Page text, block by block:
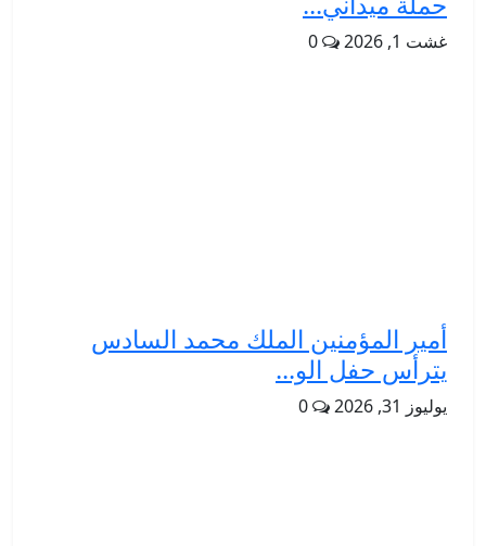
غشت 1, 2026 0
أمير المؤمنين الملك محمد السادس
يترأس حفل الو...
يوليوز 31, 2026 0